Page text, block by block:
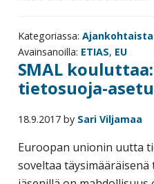
Kategoriassa: Ajankohtaista
Avainsanoilla: ETIAS, EU
SMAL
tietosuoja-
18.9.2017by Sari Viljamaa
Euroopan unionin uutta
soveltaa täysimääräisenä